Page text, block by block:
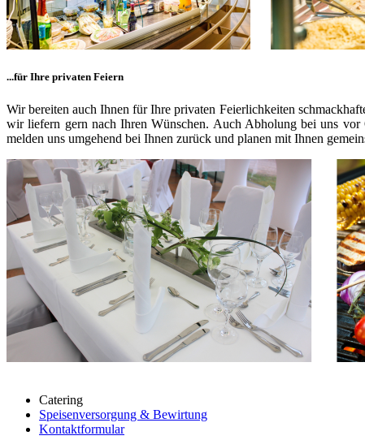
...für Ihre privaten Feiern
Wir bereiten auch Ihnen für Ihre privaten Feierlichkeiten
wir liefern gern nach Ihren Wünschen. Auch Abholung bei uns
melden uns umgehend bei Ihnen zurück und planen mit Ihnen
Catering
Speisenversorgung & Bewirtung
Kontaktformular